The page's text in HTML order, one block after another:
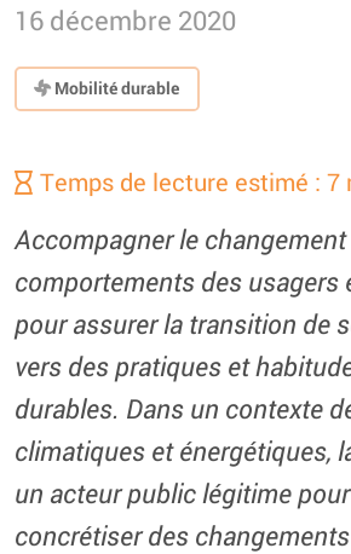
16 décembre 2020
Mobilité durable
Temps de lecture estimé : 7
Accompagner le
comportements des usagers
pour assurer la transition de
vers des pratiques et
durables. Dans un contexte
climatiques et énergétiques,
un acteur public légitime
concrétiser des